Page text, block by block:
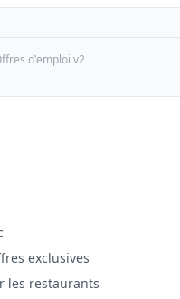
d'emploi v2
exclusives
les restaurants